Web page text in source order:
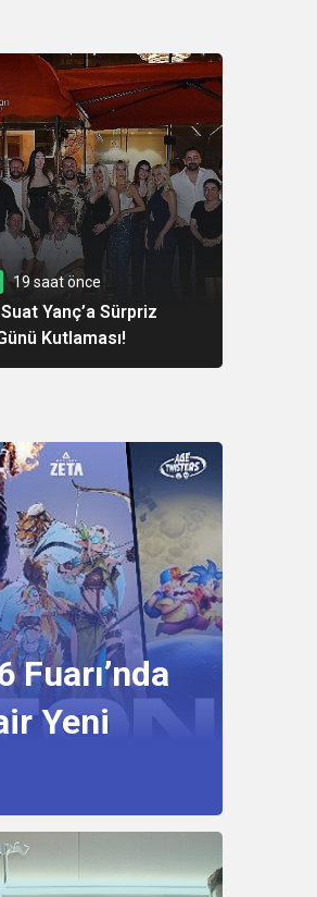
19 saat önce
Suat Yanç’a Sürpriz
Kutlaması!
Yeni